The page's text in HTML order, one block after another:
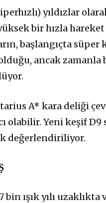
yıldızlar
bir hızla hareket
başlangıçta
ancak zamanla
A* kara deliği
olabilir. Yeni keşif
değerlendiriliyor.
ışık yılı uzaklıkta